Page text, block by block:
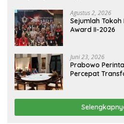
Agustus 2, 2026
Sejumlah Tokoh
Award II-2026
Juni 23, 2026
Prabowo
Percepat